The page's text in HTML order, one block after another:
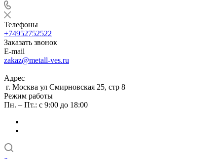
Телефоны
+74952752522
Заказать звонок
E-mail
zakaz@metall-ves.ru
Адрес
г. Москва ул Смирновская 25, стр 8
Режим работы
Пн. – Пт.: с 9:00 до 18:00